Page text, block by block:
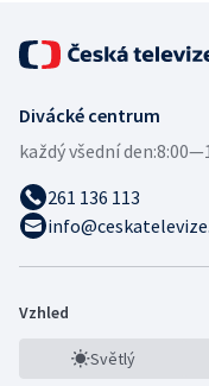
Divácké centrum
každý všední den:
261 136 113
Vzhled
Světlý